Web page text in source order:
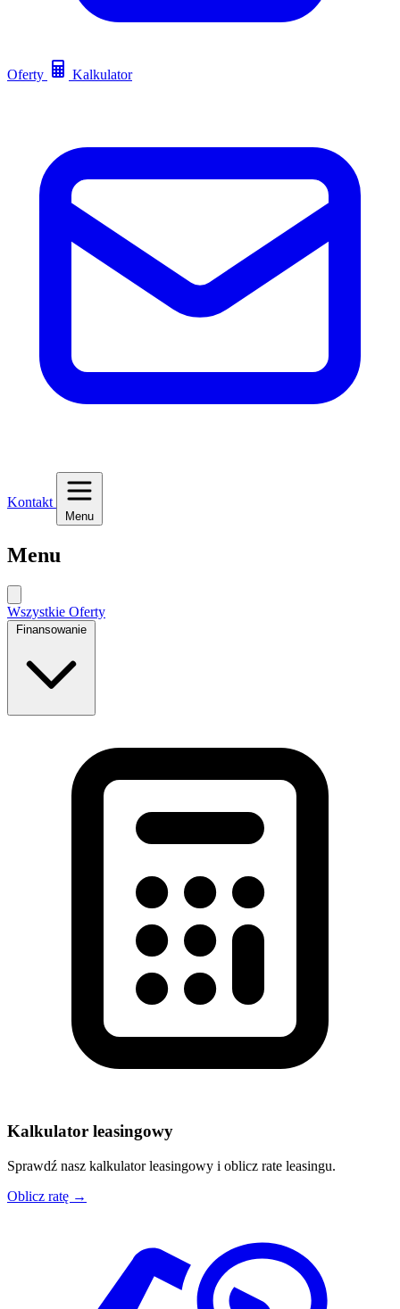
Oferty Kalkulator
Kontakt
Menu
Menu
Wszystkie Oferty
Finansowanie
Kalkulator leasingowy
Sprawdź nasz kalkulator leasingowy i oblicz rate leasingu.
Oblicz ratę →